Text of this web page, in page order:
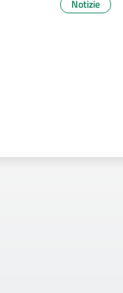
Notizie